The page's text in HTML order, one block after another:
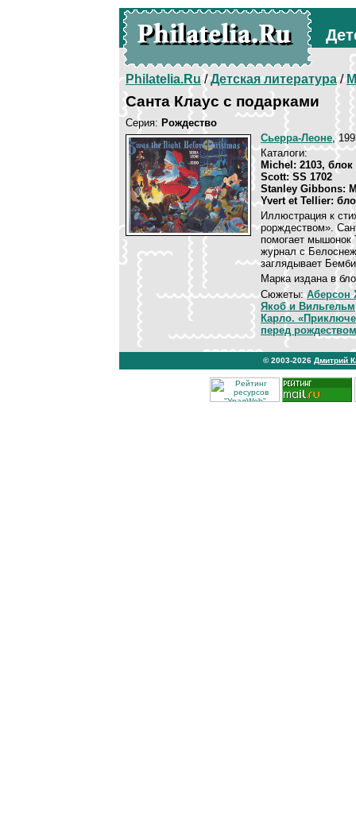
Philatelia.Ru/Детская литература/
Санта Клаус с подарками
Серия: Рождество
Сьерра-Леоне,
Каталоги:
Michel: 2103, блок
Scott: SS 1702
Stanley Gibbons:
Yvert et Tellier:
Иллюстрация к
рорждеством».
помогает
журнал с
заглядывает
Марка издана в
Сюжеты:Аберсон
Якоб и Вильгельм
Карло.
перед
© 2003-2026 Дмитрий